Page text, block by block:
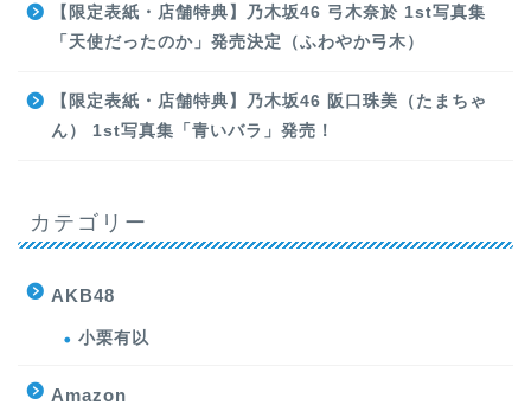
【限定表紙・店舗特典】乃木坂46 弓木奈於 1st写真集
「天使だったのか」発売決定（ふわやか弓木）
【限定表紙・店舗特典】乃木坂46 阪口珠美（たまちゃ
ん） 1st写真集「青いバラ」発売！
カテゴリー
AKB48
小栗有以
Amazon